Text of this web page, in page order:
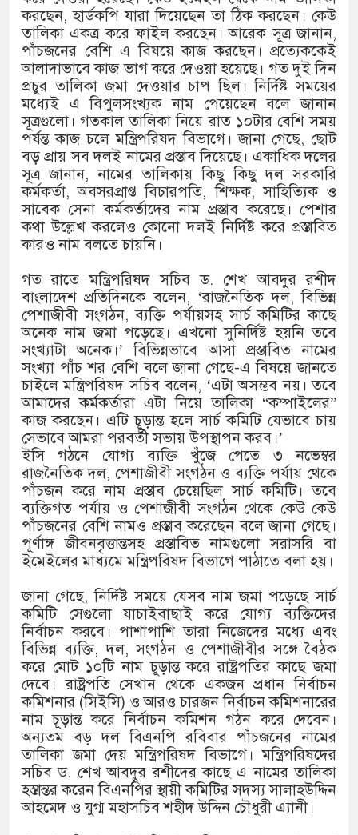
অবশেষে পদত্যাগ করলেন ভারতের
জামায়াত ফেরেশতাদের দল নয়, ভুল
করছেন, হার্ডকপি যারা দিয়েছেন তা ঠিক করছেন। কেউ
তালিকা একত্র করে ফাইল করছেন। আরেক সূত্র জানান,
পাঁচজনের বেশি এ বিষয়ে কাজ করছেন। প্রত্যেককেই
আলাদাভাবে কাজ ভাগ করে দেওয়া হয়েছে। গত দুই দিন
প্রচুর তালিকা জমা দেওয়ার চাপ ছিল। নির্দিষ্ট সময়ের
মধ্যেই এ বিপুলসংখ্যক নাম পেয়েছেন বলে জানান
সূত্রগুলো। গতকাল তালিকা নিয়ে রাত ১০টার বেশি সময়
পর্যন্ত কাজ চলে মন্ত্রিপরিষদ বিভাগে। জানা গেছে, ছোট
বড় প্রায় সব দলই নামের প্রস্তাব দিয়েছে। একাধিক দলের
সূত্র জানান, নামের তালিকায় কিছু কিছু দল সরকারি
কর্মকর্তা, অবসরপ্রাপ্ত বিচারপতি, শিক্ষক, সাহিত্যিক ও
সাবেক সেনা কর্মকর্তাদের নাম প্রস্তাব করেছে। পেশার
কথা উল্লেখ করলেও কোনো দলই নির্দিষ্ট করে প্রস্তাবিত
কারও নাম বলতে চায়নি।
গত রাতে মন্ত্রিপরিষদ সচিব ড. শেখ আবদুর রশীদ
বাংলাদেশ প্রতিদিনকে বলেন, ‘রাজনৈতিক দল, বিভিন্ন
পেশাজীবী সংগঠন, ব্যক্তি পর্যায়সহ সার্চ কমিটির কাছে
অনেক নাম জমা পড়েছে। এখনো সুনির্দিষ্ট হয়নি তবে
সংখ্যাটা অনেক।’ বিভিন্নভাবে আসা প্রস্তাবিত নামের
সংখ্যা পাঁচ শর বেশি বলে জানা গেছে-এ বিষয়ে জানতে
চাইলে মন্ত্রিপরিষদ সচিব বলেন, ‘এটা অসম্ভব নয়। তবে
আমাদের কর্মকর্তারা এটা নিয়ে তালিকা “কম্পাইলের”
কাজ করছেন। এটি চূড়ান্ত হলে সার্চ কমিটি যেভাবে চায়
সেভাবে আমরা পরবর্তী সভায় উপস্থাপন করব।’
ইসি গঠনে যোগ্য ব্যক্তি খুঁজে পেতে ৩ নভেম্বর
রাজনৈতিক দল, পেশাজীবী সংগঠন ও ব্যক্তি পর্যায় থেকে
পাঁচজন করে নাম প্রস্তাব চেয়েছিল সার্চ কমিটি। তবে
ব্যক্তিগত পর্যায় ও পেশাজীবী সংগঠন থেকে কেউ কেউ
পাঁচজনের বেশি নামও প্রস্তাব করেছেন বলে জানা গেছে।
পূর্ণাঙ্গ জীবনবৃত্তান্তসহ প্রস্তাবিত নামগুলো সরাসরি বা
ইমেইলের মাধ্যমে মন্ত্রিপরিষদ বিভাগে পাঠাতে বলা হয়।
জানা গেছে, নির্দিষ্ট সময়ে যেসব নাম জমা পড়েছে সার্চ
কমিটি সেগুলো যাচাইবাছাই করে যোগ্য ব্যক্তিদের
নির্বাচন করবে। পাশাপাশি তারা নিজেদের মধ্যে এবং
বিভিন্ন ব্যক্তি, দল, সংগঠন ও পেশাজীবীর সঙ্গে বৈঠক
করে মোট ১০টি নাম চূড়ান্ত করে রাষ্ট্রপতির কাছে জমা
দেবে। রাষ্ট্রপতি সেখান থেকে একজন প্রধান নির্বাচন
কমিশনার (সিইসি) ও আরও চারজন নির্বাচন কমিশনারের
নাম চূড়ান্ত করে নির্বাচন কমিশন গঠন করে দেবেন।
অন্যতম বড় দল বিএনপি রবিবার পাঁচজনের নামের
তালিকা জমা দেয় মন্ত্রিপরিষদ বিভাগে। মন্ত্রিপরিষদের
সচিব ড. শেখ আবদুর রশীদের কাছে এ নামের তালিকা
হস্তান্তর করেন বিএনপির স্থায়ী কমিটির সদস্য সালাহউদ্দিন
আহমেদ ও যুগ্ম মহাসচিব শহীদ উদ্দিন চৌধুরী এ্যানী।